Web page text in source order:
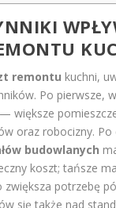
remontu kuchni,
Po pierwsze,
większe
oraz robocizny.
budowlanych
koszt; tańsze
zwiększa potrzebę
się także nad